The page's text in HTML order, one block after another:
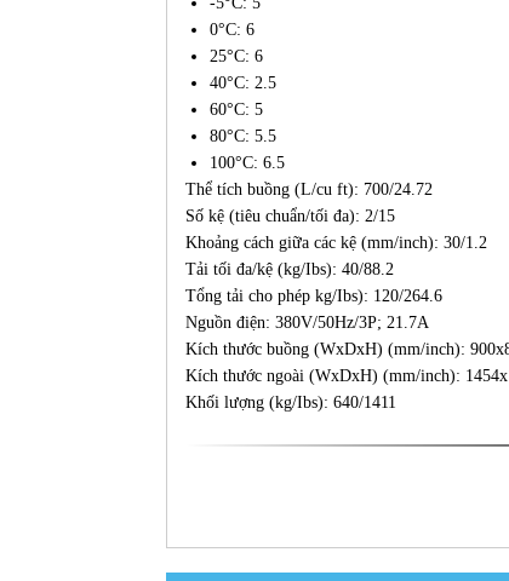
0°C: 6
25°C: 6
40°C: 2.5
60°C: 5
80°C: 5.5
100°C: 6.5
Thể tích buồng (L/cu ft): 700/24.72
Số kệ (tiêu chuẩn/tối đa): 2/15
Khoảng cách giữa các kệ (mm/inch): 30/1.2
Tải tối đa/kệ (kg/Ibs): 40/88.2
Tổng tải cho phép kg/Ibs): 120/264.6
Nguồn điện: 380V/50Hz/3P; 21.7A
Kích thước buồng (WxDxH) (mm/inch):
Kích thước ngoài (WxDxH) (mm/inch):
Khối lượng (kg/Ibs): 640/1411